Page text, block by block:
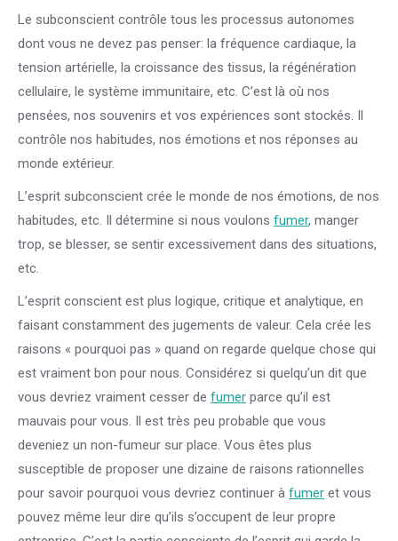
Le subconscient contrôle tous les processus autonomes
dont vous ne devez pas penser: la fréquence cardiaque, la
tension artérielle, la croissance des tissus, la régénération
cellulaire, le système immunitaire, etc. C’est là où nos
pensées, nos souvenirs et vos expériences sont stockés. Il
contrôle nos habitudes, nos émotions et nos réponses au
monde extérieur.
L’esprit subconscient crée le monde de nos émotions, de nos
habitudes, etc. Il détermine si nous voulons fumer, manger
trop, se blesser, se sentir excessivement dans des situations,
etc.
L’esprit conscient est plus logique, critique et analytique, en
faisant constamment des jugements de valeur. Cela crée les
raisons « pourquoi pas » quand on regarde quelque chose qui
est vraiment bon pour nous. Considérez si quelqu’un dit que
vous devriez vraiment cesser de fumer parce qu’il est
mauvais pour vous. Il est très peu probable que vous
deveniez un non-fumeur sur place. Vous êtes plus
susceptible de proposer une dizaine de raisons rationnelles
pour savoir pourquoi vous devriez continuer à fumer et vous
pouvez même leur dire qu’ils s’occupent de leur propre